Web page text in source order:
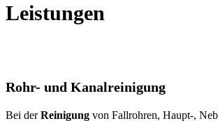
Leistungen
Rohr- und Kanalreinigung
Bei derReinigung von Fallrohren, Haupt-,